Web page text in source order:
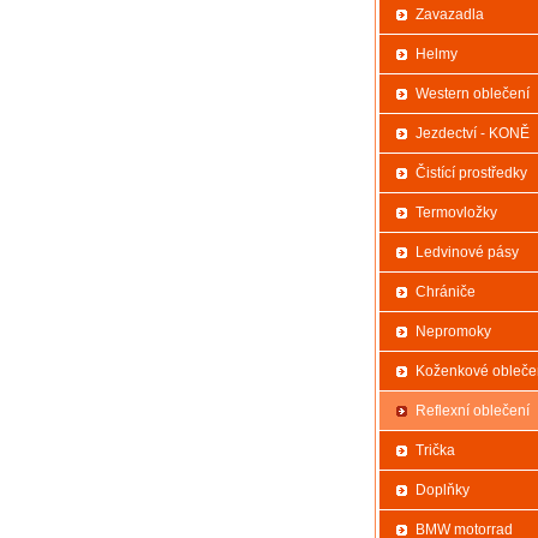
Zavazadla
Helmy
Western oblečení
Jezdectví - KONĚ
Čistící prostředky
Termovložky
Ledvinové pásy
Chrániče
Nepromoky
Koženkové
Reflexní oblečení
Trička
Doplňky
BMW motorrad